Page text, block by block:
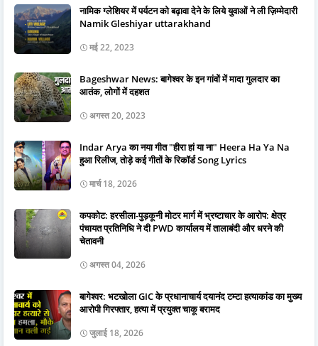
नामिक ग्लेशियर में पर्यटन को बढ़ावा देने के लिये युवाओं ने ली ज़िम्मेदारी
Namik Gleshiyar uttarakhand
मई 22, 2023
Bageshwar News: बागेश्वर के इन गांवों में मादा गुलदार का
आतंक, लोगों में दहशत
अगस्त 20, 2023
Indar Arya का नया गीत "हीरा हां या ना" Heera Ha Ya Na
हुआ रिलीज, तोड़े कई गीतों के रिकॉर्ड Song Lyrics
मार्च 18, 2026
कपकोट: हरसीला-पुड़कूनी मोटर मार्ग में भ्रष्टाचार के आरोप: क्षेत्र
पंचायत प्रतिनिधि ने दी PWD कार्यालय में तालाबंदी और धरने की
चेतावनी
अगस्त 04, 2026
बागेश्वर: भटखोला GIC के प्रधानाचार्य दयानंद टम्टा हत्याकांड का मुख्य
आरोपी गिरफ्तार, हत्या में प्रयुक्त चाकू बरामद
जुलाई 18, 2026